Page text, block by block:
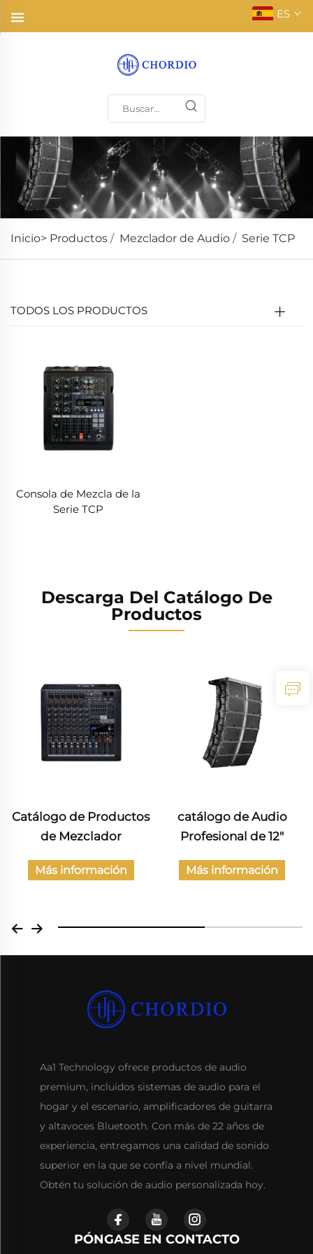
ES
Inicio> Productos / Mezclador de Audio / Serie TCP
TODOS LOS PRODUCTOS
Consola de Mezcla de la
Serie TCP
Descarga Del Catálogo De
Productos
Catálogo de Productos
de Mezclador
Más información
catálogo de Audio
Profesional de 12"
Más información
Aa1 Technology ofrece productos de audio
premium, incluidos sistemas de audio para el
hogar y el escenario, amplificadores de guitarra
y altavoces Bluetooth. Con más de 22 años de
experiencia, entregamos una calidad de sonido
superior en la que se confía a nivel mundial.
Obtén tu solución de audio personalizada hoy.
PÓNGASE EN CONTACTO